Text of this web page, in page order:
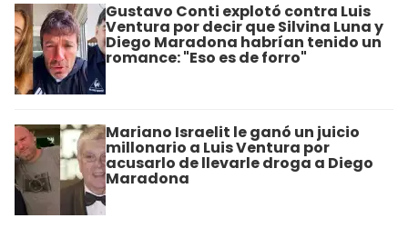
Gustavo Conti explotó contra Luis
Ventura por decir que Silvina Luna y
Diego Maradona habrían tenido un
romance: "Eso es de forro"
Mariano Israelit le ganó un juicio
millonario a Luis Ventura por
acusarlo de llevarle droga a Diego
Maradona